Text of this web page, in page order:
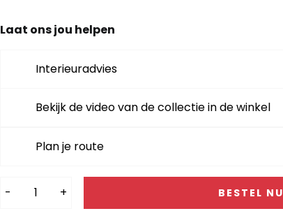
Laat ons jou helpen
Interieuradvies
Bekijk de video van de collectie in de winkel
Plan je route
- + BESTEL NU
Alternative: